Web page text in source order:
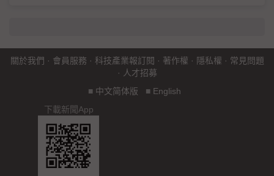
關於我們 · 會員服務 · 科技產業報訂閱 · 著作權 · 隱私權 · 常見問題
· 人才招募
■ 中文简体版 ■ English
下載新聞App